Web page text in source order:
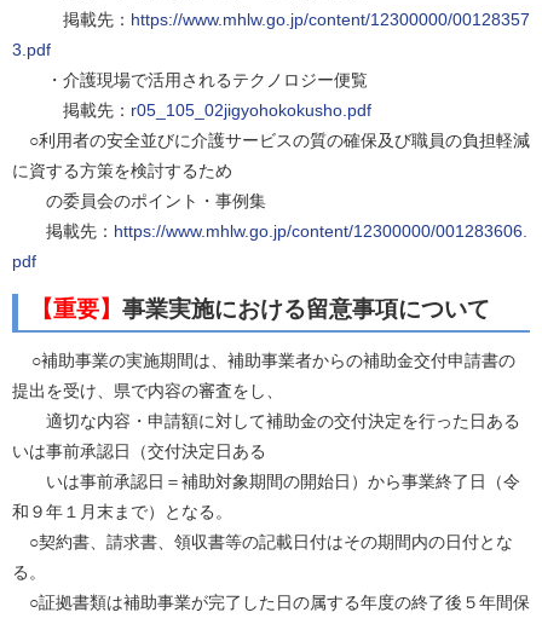
掲載先： https://www.mhlw.go.jp/content/12300000/00128357
3.pdf
・介護現場で活用されるテクノロジー便覧
掲載先： r05_105_02jigyohokokusho.pdf
○利用者の安全並びに介護サービスの質の確保及び職員の負担軽減
に資する方策を検討するため
の委員会のポイント・事例集
掲載先： https://www.mhlw.go.jp/content/12300000/001283606.
pdf
【重要】 事業実施における留意事項について
○補助事業の実施期間は、補助事業者からの補助金交付申請書の
提出を受け、県で内容の審査をし、
適切な内容・申請額に対して補助金の交付決定を行った日ある
いは事前承認日（交付決定日ある
いは事前承認日＝補助対象期間の開始日）から事業終了日（令
和９年１月末まで）となる。
○契約書、請求書、領収書等の記載日付はその期間内の日付とな
る。
○証拠書類は補助事業が完了した日の属する年度の終了後５年間保